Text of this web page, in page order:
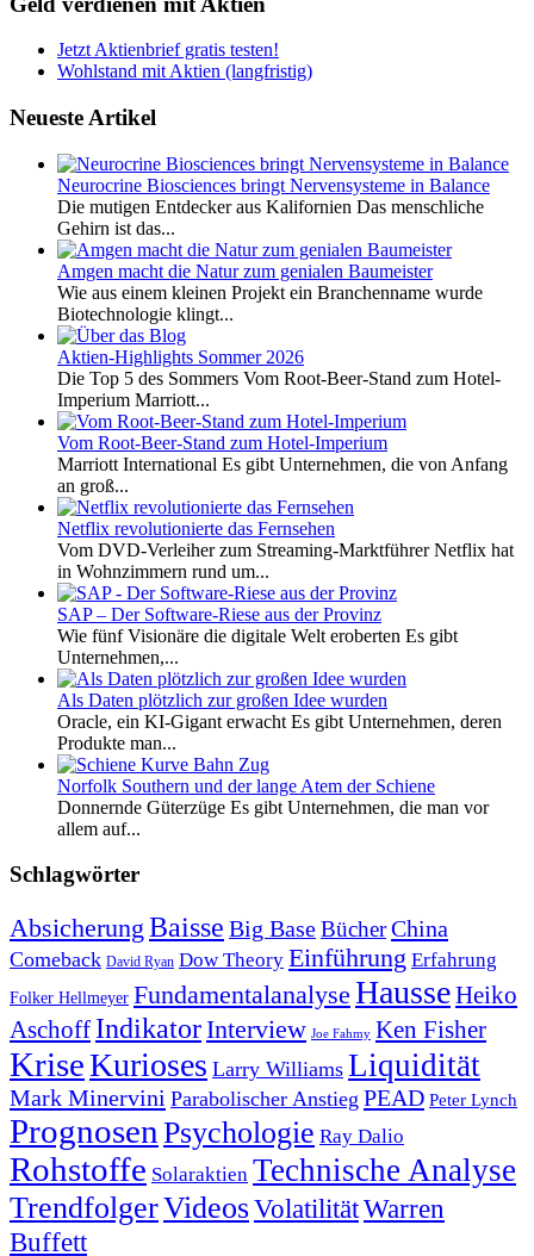
Jetzt Aktienbrief gratis testen!
Wohlstand mit Aktien (langfristig)
Neueste Artikel
Neurocrine Biosciences bringt Nervensysteme in Balance
Die mutigen Entdecker aus Kalifornien Das menschliche
Gehirn ist das...
Amgen macht die Natur zum genialen Baumeister
Wie aus einem kleinen Projekt ein Branchenname wurde
Biotechnologie klingt...
Aktien-Highlights Sommer 2026
Die Top 5 des Sommers Vom Root-Beer-Stand zum Hotel-
Imperium Marriott...
Vom Root-Beer-Stand zum Hotel-Imperium
Marriott International Es gibt Unternehmen, die von Anfang
an groß...
Netflix revolutionierte das Fernsehen
Vom DVD-Verleiher zum Streaming-Marktführer Netflix hat
in Wohnzimmern rund um...
SAP – Der Software-Riese aus der Provinz
Wie fünf Visionäre die digitale Welt eroberten Es gibt
Unternehmen,...
Als Daten plötzlich zur großen Idee wurden
Oracle, ein KI-Gigant erwacht Es gibt Unternehmen, deren
Produkte man...
Norfolk Southern und der lange Atem der Schiene
Donnernde Güterzüge Es gibt Unternehmen, die man vor
allem auf...
Schlagwörter
Absicherung Baisse Big BaseBücherChina
Comeback David Ryan Dow Theory Einführung Erfahrung
Folker Hellmeyer Fundamentalanalyse HausseHeiko
Aschoff IndikatorInterview Joe Fahmy Ken Fisher
KriseKurioses Larry Williams Liquidität
Mark Minervini Parabolischer Anstieg PEAD Peter Lynch
Prognosen Psychologie Ray Dalio
Rohstoffe Solaraktien Technische Analyse
TrendfolgerVideosVolatilitätWarren
Buffett